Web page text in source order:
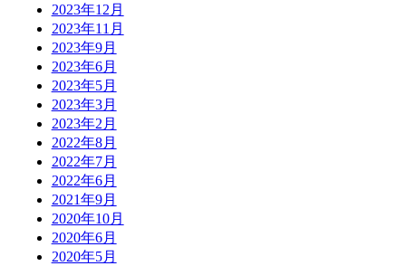
2023年12月
2023年11月
2023年9月
2023年6月
2023年5月
2023年3月
2023年2月
2022年8月
2022年7月
2022年6月
2021年9月
2020年10月
2020年6月
2020年5月